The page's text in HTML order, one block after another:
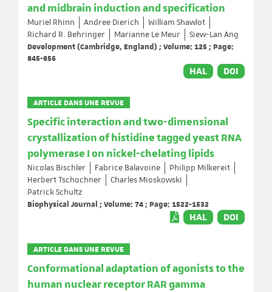
and midbrain induction and specification
Muriel Rhinn Andree Dierich
William Shawlot
Richard R. Behringer
Marianne Le Meur
Siew-Lan Ang
Development (Cambridge, England) ; Volume: 125 ; Page:
845-856
HAL DOI
ARTICLE DANS UNE REVUE
Specific interaction and two-dimensional
crystallization of histidine tagged yeast RNA
polymerase I on nickel-chelating lipids
Nicolas Bischler Fabrice Balavoine
Philipp Milkereit
Herbert Tschochner
Charles Mioskowski
Patrick Schultz
Biophysical Journal ; Volume: 74 ; Page: 1522-1532
HAL DOI
ARTICLE DANS UNE REVUE
Conformational adaptation of agonists to the
human nuclear receptor RAR gamma